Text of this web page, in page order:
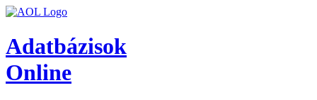
Adatbázisok
Online